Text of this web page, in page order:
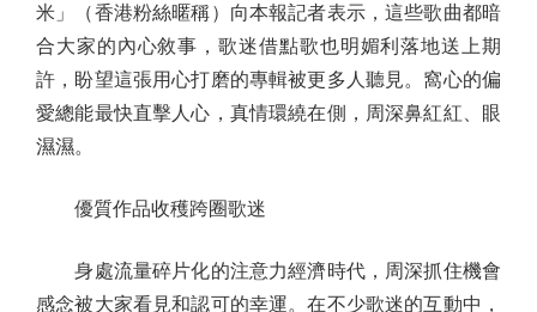
米」（香港粉絲暱稱）向本報記者表示，這些歌曲都暗
合大家的內心敘事，歌迷借點歌也明媚利落地送上期
許，盼望這張用心打磨的專輯被更多人聽見。窩心的偏
愛總能最快直擊人心，真情環繞在側，周深鼻紅紅、眼
濕濕。
優質作品收穫跨圈歌迷
身處流量碎片化的注意力經濟時代，周深抓住機會
感念被大家看見和認可的幸運。在不少歌迷的互動中，